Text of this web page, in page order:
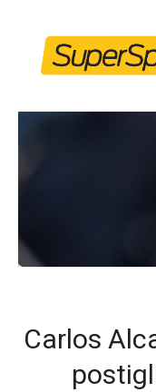
content
Carlos